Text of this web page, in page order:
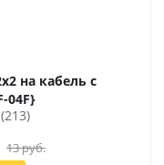
{=MF-04F}
13руб.